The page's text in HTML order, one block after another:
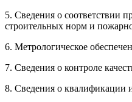
5. Сведения о соответствии
строительных норм и
6. Метрологическое
7. Сведения о контроле
8. Сведения о квалификации